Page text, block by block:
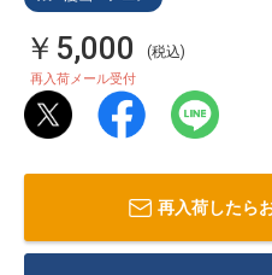
￥5,000 (税込)
再入荷メール受付
再入荷したら